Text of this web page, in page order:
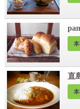
直